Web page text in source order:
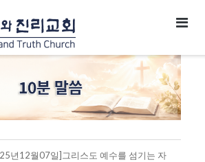
년12월07일]그리스도 예수를 섬기는 자